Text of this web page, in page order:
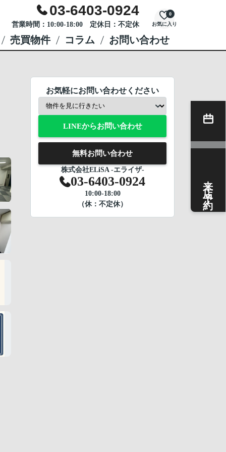
03-6403-0924
営業時間：10:00-18:00 定休日：不定休 お気に入り
0
売買物件 コラム お問い合わせ
お気軽にお問い合わせください
LINEからお問い合わせ
無料お問い合わせ
株式会社ELiSA -エライザ-
03-6403-0924
10:00-18:00
（休：不定休）
来店予約